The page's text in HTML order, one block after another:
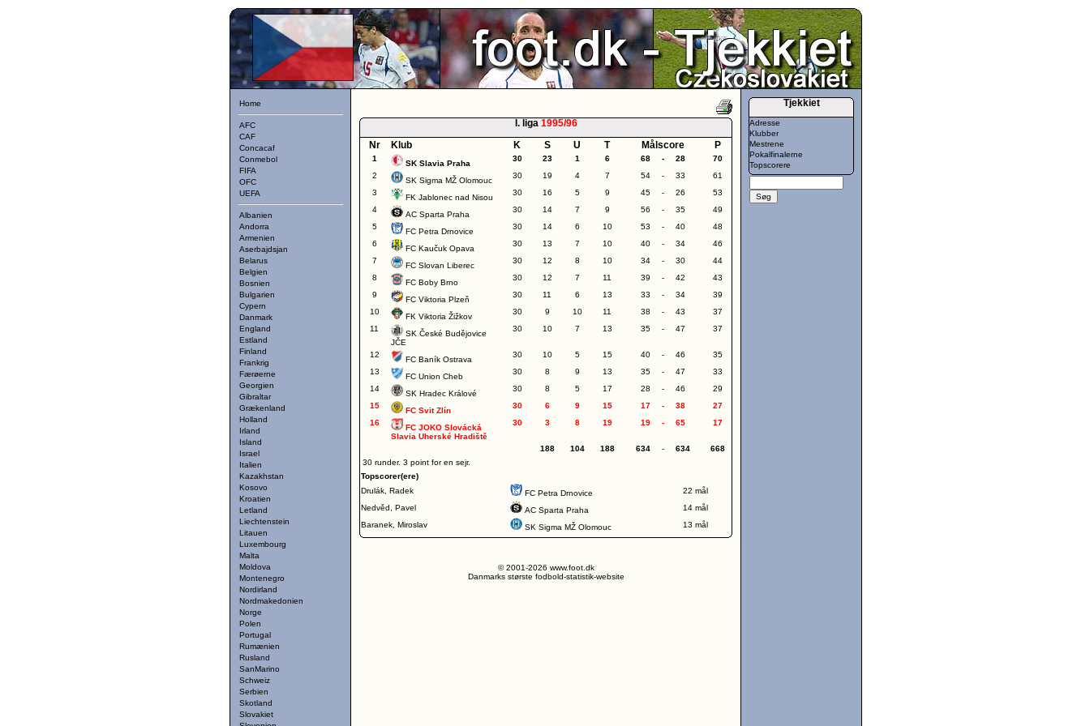
Home
AFC
CAF
Concacaf
Conmebol
FIFA
OFC
UEFA
Albanien
Andorra
Armenien
Aserbajdsjan
Belarus
Belgien
Bosnien
Bulgarien
Cypern
Danmark
England
Estland
Finland
Frankrig
Færøerne
Georgien
Gibraltar
Grækenland
Holland
Irland
Island
Israel
Italien
Kazakhstan
Kosovo
Kroatien
Letland
Liechtenstein
Litauen
Luxembourg
Malta
Moldova
Montenegro
Nordirland
Nordmakedonien
Norge
Polen
Portugal
Rumænien
Rusland
SanMarino
Schweiz
Serbien
Skotland
Slovakiet
I. liga 1995/96
Nr
Klub K S U T Målscore P
1
SK Slavia Praha
30 23 1 6 68 - 28
70
2
SK Sigma MŽ Olomouc
30 19 4 7 54 - 33
61
3
FK Jablonec nad Nisou
30 16 5 9 45 - 26
53
4
AC Sparta Praha
30 14 7 9 56 - 35
49
5
FC Petra Drnovice
30 14 6 10 53 - 40
48
6
FC Kaučuk Opava
30 13 7 10 40 - 34
46
7
FC Slovan Liberec
30 12 8 10 34 - 30
44
8
FC Boby Brno
30 12 7 11 39 - 42
43
9
FC Viktoria Plzeň
30 11 6 13 33 - 34
39
10
FK Viktoria Žižkov
30 9 10 11 38 - 43
37
11
SK České Budějovice
JČE
30 10 7 13 35 - 47 37
12
FC Baník Ostrava
30 10 5 15 40 - 46
35
13
FC Union Cheb
30 8 9 13 35 - 47
33
14
SK Hradec Králové
30 8 5 17 28 - 46
29
15
FC Svit Zlín
30 6 9 15 17 - 38
27
16
FC JOKO Slovácká
Slavia Uherské Hradiště
30 3 8 19 19 - 65 17
188 104 188 634 - 634
668
30 runder. 3 point for en sejr.
Topscorer(ere)
Drulák, Radek
FC Petra Drnovice
22 mål
Nedvěd, Pavel
AC Sparta Praha
14 mål
Baranek, Miroslav
SK Sigma MŽ Olomouc 13 mål
© 2001-2026 www.foot.dk
Danmarks største fodbold-statistik-website
Tjekkiet
Adresse
Klubber
Mestrene
Pokalfinalerne
Topscorere